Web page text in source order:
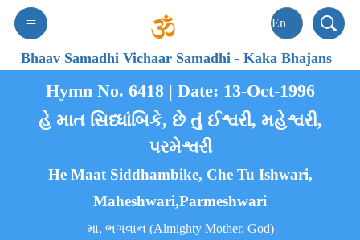
Bhaav Samadhi Vichaar Samadhi-Kaka Bhajans
Hymn No. 6418 | Date: 13-Oct-1996
હે માત સિધ્ધાંબિકે, છે તું ઈશ્વરી, મહેશ્વરી,
પરમેશ્વરી
He Maat Siddhambike, Che Tu Ishwari,
Maheshwari,Parmeshwari
મા, ભગવાન (Almighty Mother, God)